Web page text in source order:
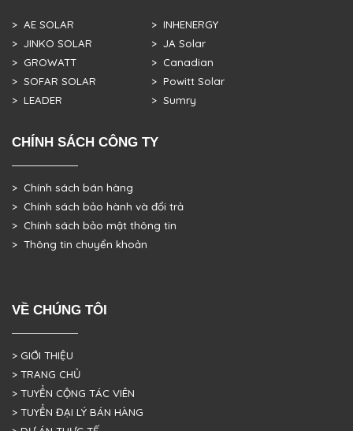
> AE SOLAR
> JINKO SOLAR
> GROWATT
> SOFAR SOLAR
> LEADER
> INHENERGY
> JA Solar
> Canadian
> Powitt Solar
> Sumry
CHÍNH SÁCH CÔNG TY
> Chính sách bán hàng
> Chính sách bảo hành và đổi trả
> Chính sách bảo mật thông tin
> Thông tin chuyển khoản
VỀ CHÚNG TÔI
> GIỚI THIỆU
> TRANG CHỦ
> TUYỂN CỘNG TÁC VIÊN
> TUYỂN ĐẠI LÝ BÁN HÀNG